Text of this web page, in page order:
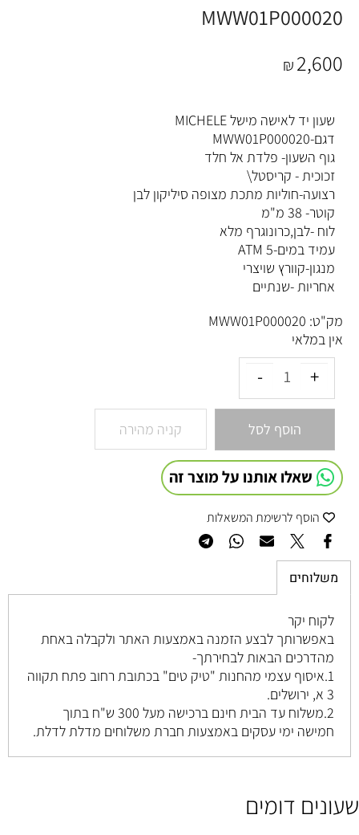
MWW01P000020
₪2,600
שעון יד לאישה מישל MICHELE
דגם-MWW01P000020
גוף השעון- פלדת אל חלד
זכוכית - קריסטל\
רצועה-חוליות מתכת מצופה סיליקון לבן
קוטר- 38 מ"מ
לוח -לבן,כרונוגרף מלא
עמיד במים-5 ATM
מנגון-קוורץ שויצרי
אחריות -שנתיים
מק"ט: MWW01P000020
אין במלאי
הוסף לסל קניה מהירה
שאלו אותנו על מוצר זה
הוסף לרשימת המשאלות
משלוחים
לקוח יקר
באפשרותך לבצע הזמנה באמצעות האתר ולקבלה באחת
מהדרכים הבאות לבחירתך-
1.איסוף עצמי מהחנות "טיק טים" בכתובת רחוב
פתח תקווה
3 א, ירושלים
.
2.משלוח עד הבית חינם ברכישה מעל 300 ש"ח בתוך
חמישה ימי עסקים באמצעות חברת משלוחים מדלת לדלת.
שעונים דומים